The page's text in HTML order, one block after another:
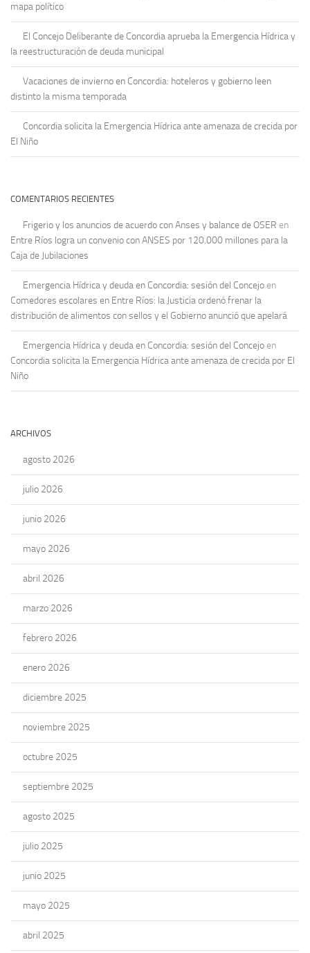
mapa político
El Concejo Deliberante de Concordia aprueba la Emergencia Hídrica y
la reestructuración de deuda municipal
Vacaciones de invierno en Concordia: hoteleros y gobierno leen
distinto la misma temporada
Concordia solicita la Emergencia Hídrica ante amenaza de crecida por
El Niño
COMENTARIOS RECIENTES
Frigerio y los anuncios de acuerdo con Anses y balance de OSER en
Entre Ríos logra un convenio con ANSES por 120.000 millones para la
Caja de Jubilaciones
Emergencia Hídrica y deuda en Concordia: sesión del Concejo en
Comedores escolares en Entre Ríos: la Justicia ordenó frenar la
distribución de alimentos con sellos y el Gobierno anunció que apelará
Emergencia Hídrica y deuda en Concordia: sesión del Concejo en
Concordia solicita la Emergencia Hídrica ante amenaza de crecida por El
Niño
ARCHIVOS
agosto 2026
julio 2026
junio 2026
mayo 2026
abril 2026
marzo 2026
febrero 2026
enero 2026
diciembre 2025
noviembre 2025
octubre 2025
septiembre 2025
agosto 2025
julio 2025
junio 2025
mayo 2025
abril 2025